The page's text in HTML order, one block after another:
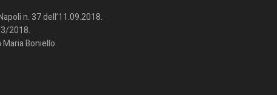
n. 37 dell’11.09.2018.
2018.
Boniello